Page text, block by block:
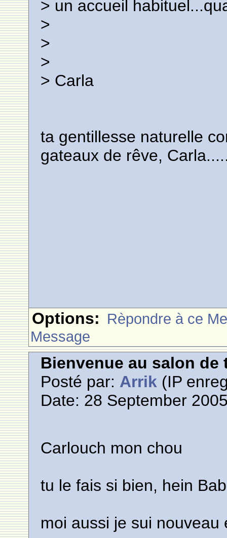
> un accueil
>
>
>
> Carla
ta gentillesse naturelle
gateaux de rêve,
Options: Rèpondre à ce
Message
Bienvenue au salon de
Posté par: Arrik (IP
Date: 28 September
Carlouch mon chou
tu le fais si bien, hein
moi aussi je sui